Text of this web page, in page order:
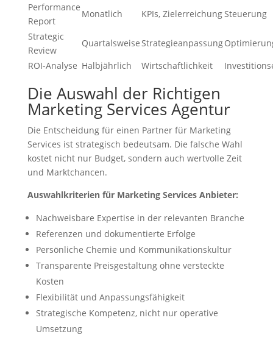
Performance
Report
Monatlich KPIs, Zielerreichung Steuerung
Strategic
Review
Quartalsweise Strategieanpassung
ROI-Analyse Halbjährlich Wirtschaftlichkeit
Die Auswahl der Richtigen
Marketing Services Agentur
Die Entscheidung für einen Partner für Marketing
Services ist strategisch bedeutsam. Die falsche Wahl
kostet nicht nur Budget, sondern auch wertvolle Zeit
und Marktchancen.
Auswahlkriterien für Marketing Services Anbieter:
Nachweisbare Expertise in der relevanten Branche
Referenzen und dokumentierte Erfolge
Persönliche Chemie und Kommunikationskultur
Transparente Preisgestaltung ohne versteckte
Kosten
Flexibilität und Anpassungsfähigkeit
Strategische Kompetenz, nicht nur operative
Umsetzung